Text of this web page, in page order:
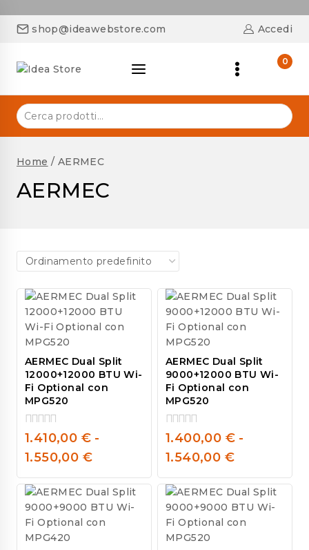
shop@ideawebstore.com Accedi
0
Home / AERMEC
AERMEC
AERMEC Dual Split
12000+12000 BTU Wi-
Fi Optional con
MPG520
0
out
of
5
1.410,00 € -
1.550,00 €
AERMEC Dual Split
9000+12000 BTU Wi-
Fi Optional con
MPG520
0
out
of
5
1.400,00 € -
1.540,00 €